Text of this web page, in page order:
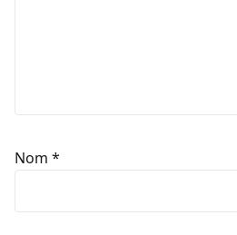
Nom *